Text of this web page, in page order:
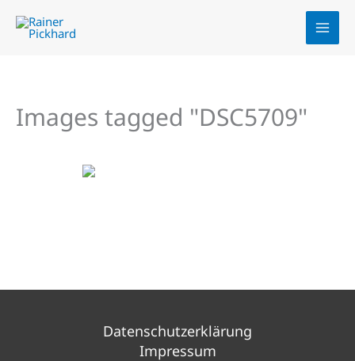
Inhalt
Images tagged "DSC5709"
Datenschutzerklärung
Impressum